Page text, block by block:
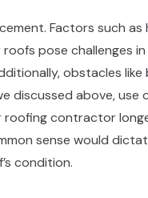
Factors such
pose challenges
obstacles
discussed above,
roofing contractor
sense would